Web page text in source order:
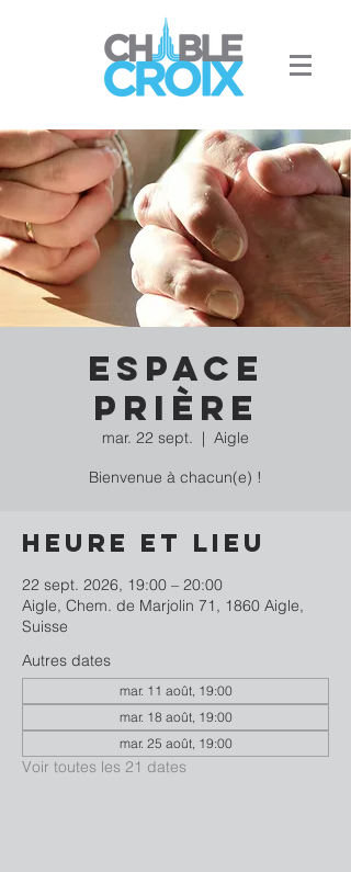
Espace
Prière
mar. 22 sept.
  |
Aigle
Bienvenue à chacun(e) !
Heure et lieu
22 sept. 2026, 19:00 – 20:00
Aigle, Chem. de Marjolin 71, 1860 Aigle,
Suisse
Autres dates
mar. 11 août, 19:00
mar. 18 août, 19:00
mar. 25 août, 19:00
Voir toutes les 21 dates